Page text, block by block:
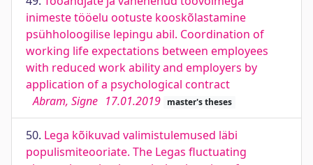
inimeste tööelu ootuste kooskõlastamine
psühholoogilise lepingu abil. Coordination of
working life expectations between employees
with reduced work ability and employers by
application of a psychological contract
Abram, Signe 17.01.2019 master's theses
50. Lega kõikuvad valimistulemused läbi
populismiteooriate. The Legas fluctuating